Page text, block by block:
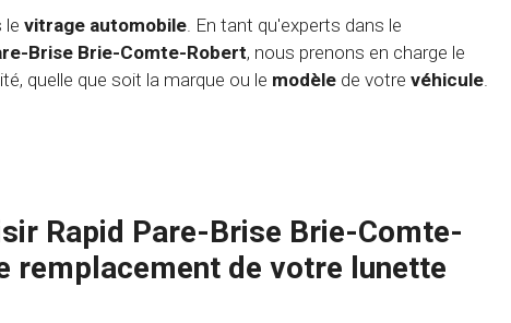
le vitrage automobile. En tant qu'experts dans le
Brise Brie-Comte-Robert, nous prenons en charge le
quelle que soit la marque ou le modèle de votre véhicule.
Rapid Pare-Brise Brie-Comte-
remplacement de votre lunette